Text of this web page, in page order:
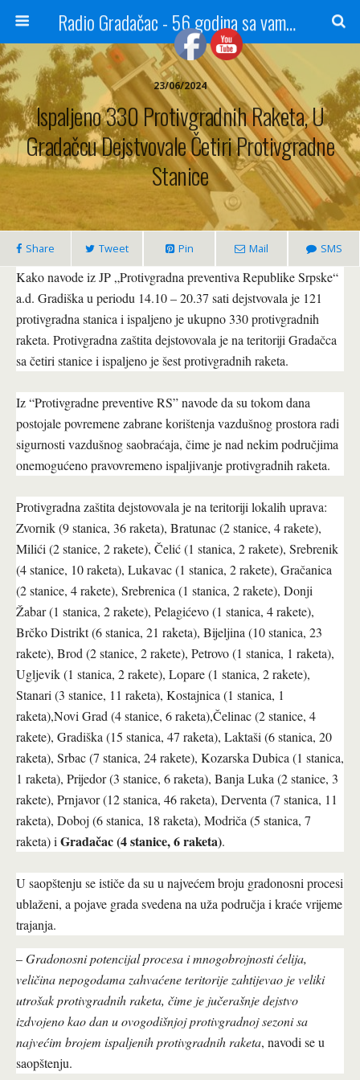
Radio Gradačac - 56 godina sa vama...
23/06/2024
Ispaljeno 330 Protivgradnih Raketa, U
Gradačcu Dejstvovale Četiri Protivgradne
Stanice
Share Tweet Pin Mail SMS
Kako navode iz JP „Protivgradna preventiva Republike Srpske“
a.d. Gradiška u periodu 14.10 – 20.37 sati dejstvovala je 121
protivgradna stanica i ispaljeno je ukupno 330 protivgradnih
raketa. Protivgradna zaštita dejstovovala je na teritoriji Gradačca
sa četiri stanice i ispaljeno je šest protivgradnih raketa.
Iz “Protivgradne preventive RS” navode da su tokom dana
postojale povremene zabrane korištenja vazdušnog prostora radi
sigurnosti vazdušnog saobraćaja, čime je nad nekim područjima
onemogućeno pravovremeno ispaljivanje protivgradnih raketa.
Protivgradna zaštita dejstovovala je na teritoriji lokalih uprava:
Zvornik (9 stanica, 36 raketa), Bratunac (2 stanice, 4 rakete),
Milići (2 stanice, 2 rakete), Čelić (1 stanica, 2 rakete), Srebrenik
(4 stanice, 10 raketa), Lukavac (1 stanica, 2 rakete), Gračanica
(2 stanice, 4 rakete), Srebrenica (1 stanica, 2 rakete), Donji
Žabar (1 stanica, 2 rakete), Pelagićevo (1 stanica, 4 rakete),
Brčko Distrikt (6 stanica, 21 raketa), Bijeljina (10 stanica, 23
rakete), Brod (2 stanice, 2 rakete), Petrovo (1 stanica, 1 raketa),
Ugljevik (1 stanica, 2 rakete), Lopare (1 stanica, 2 rakete),
Stanari (3 stanice, 11 raketa), Kostajnica (1 stanica, 1
raketa),Novi Grad (4 stanice, 6 raketa),Čelinac (2 stanice, 4
rakete), Gradiška (15 stanica, 47 raketa), Laktaši (6 stanica, 20
raketa), Srbac (7 stanica, 24 rakete), Kozarska Dubica (1 stanica,
1 raketa), Prijedor (3 stanice, 6 raketa), Banja Luka (2 stanice, 3
rakete), Prnjavor (12 stanica, 46 raketa), Derventa (7 stanica, 11
raketa), Doboj (6 stanica, 18 raketa), Modriča (5 stanica, 7
raketa) i Gradačac (4 stanice, 6 raketa).
U saopštenju se ističe da su u najvećem broju gradonosni procesi
ublaženi, a pojave grada svedena na uža područja i kraće vrijeme
trajanja.
–Gradonosni potencijal procesa i mnogobrojnosti ćelija,
veličina nepogodama zahvaćene teritorije zahtijevao je veliki
utrošak protivgradnih raketa, čime je jučerašnje dejstvo
izdvojeno kao dan u ovogodišnjoj protivgradnoj sezoni sa
najvećim brojem ispaljenih protivgradnih raketa, navodi se u
saopštenju.